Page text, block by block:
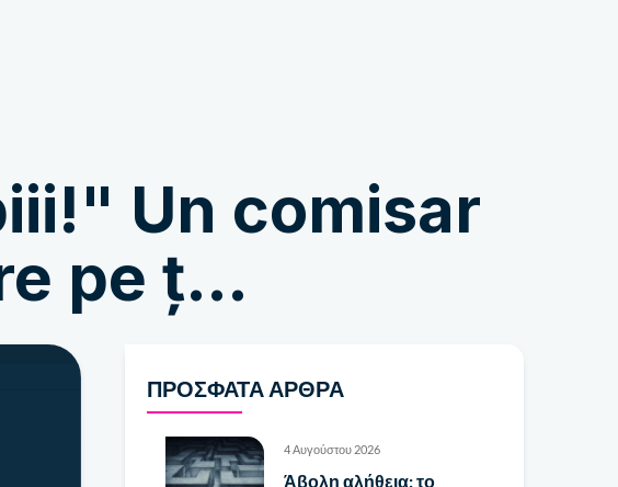
Un comisar
pe ț…
ΠΡΌΣΦΑΤΑ ΆΡΘΡΑ
4 Αυγούστου 2026
Άβολη αλήθεια: το